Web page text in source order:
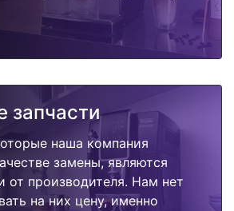
запчасти
наша компания
замены, являются
от производителя. Нам нет
на них цену, именно